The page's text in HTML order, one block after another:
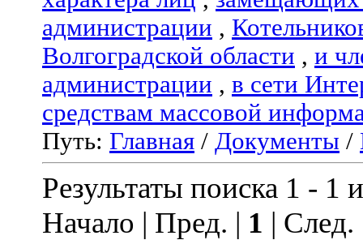
администрации ,
Волгоградской области , и
администрации , в сети
средствам массовой
Путь: Главная / Документы /
Результаты поиска 1 - 1
Начало | Пред. | 1 |